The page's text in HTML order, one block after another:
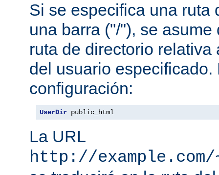
Si se especifica una ruta
una barra ("/"), se
ruta de directorio relativa
del usuario especificado.
configuración:
UserDir public_html
La URL
http://